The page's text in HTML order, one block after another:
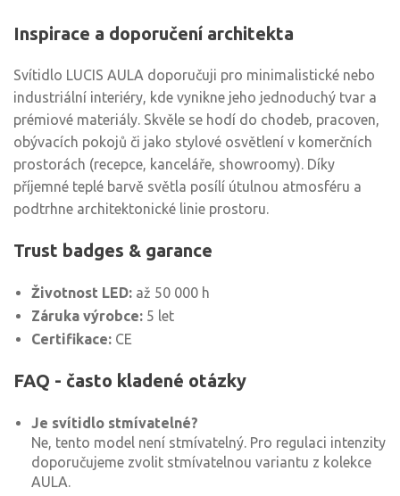
Inspirace a doporučení architekta
Svítidlo LUCIS AULA doporučuji pro minimalistické nebo
industriální interiéry, kde vynikne jeho jednoduchý tvar a
prémiové materiály. Skvěle se hodí do chodeb, pracoven,
obývacích pokojů či jako stylové osvětlení v komerčních
prostorách (recepce, kanceláře, showroomy). Díky
příjemné teplé barvě světla posílí útulnou atmosféru a
podtrhne architektonické linie prostoru.
Trust badges & garance
Životnost LED: až 50 000 h
Záruka výrobce: 5 let
Certifikace: CE
FAQ - často kladené otázky
Je svítidlo stmívatelné?
Ne, tento model není stmívatelný. Pro regulaci intenzity
doporučujeme zvolit stmívatelnou variantu z kolekce
AULA.